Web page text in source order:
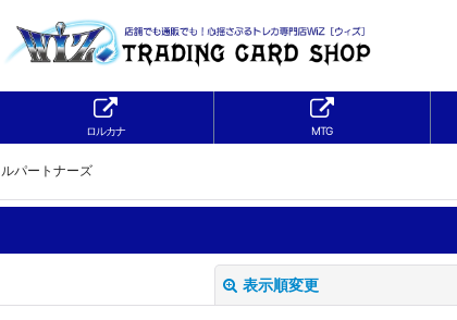
ロルカナ MTG
ルパートナーズ
表示順変更